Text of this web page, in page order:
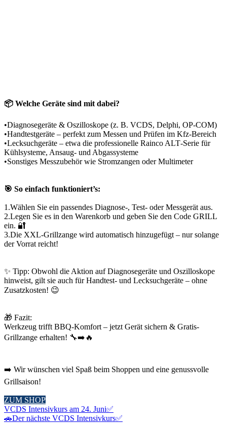
📦 Welche Geräte sind mit dabei?
•Diagnosegeräte & Oszilloskope (z. B. VCDS, Delphi, OP‑COM)
•Handtestgeräte – perfekt zum Messen und Prüfen im Kfz‑Bereich
•Lecksuchgeräte – etwa die professionelle Rainco ALT‑Serie für
Kühlsysteme, Ansaug‑ und Abgassysteme
•Sonstiges Messzubehör wie Stromzangen oder Multimeter
🎯 So einfach funktioniert’s:
1.Wählen Sie ein passendes Diagnose-, Test- oder Messgerät aus.
2.Legen Sie es in den Warenkorb und geben Sie den Code GRILL
ein. 🔐
3.Die XXL‑Grillzange wird automatisch hinzugefügt – nur solange
der Vorrat reicht!
✨ Tipp: Obwohl die Aktion auf Diagnosegeräte und Oszilloskope
hinweist, gilt sie auch für Handtest- und Lecksuchgeräte – ohne
Zusatzkosten! 😉
🎁 Fazit:
Werkzeug trifft BBQ-Komfort – jetzt Gerät sichern & Gratis-
Grillzange erhalten! 🔧➡️🔥
➡️ Wir wünschen viel Spaß beim Shoppen und eine genussvolle
Grillsaison!
ZUM SHOP
VCDS Intensivkurs am 24. Juni✅
🚗Der nächste VCDS Intensivkurs✅